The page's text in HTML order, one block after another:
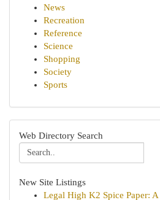
News
Recreation
Reference
Science
Shopping
Society
Sports
Web Directory Search
New Site Listings
Legal High K2 Spice Paper: